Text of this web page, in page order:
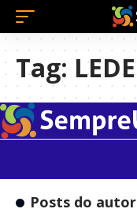
Tag: LEDE
Posts do autor